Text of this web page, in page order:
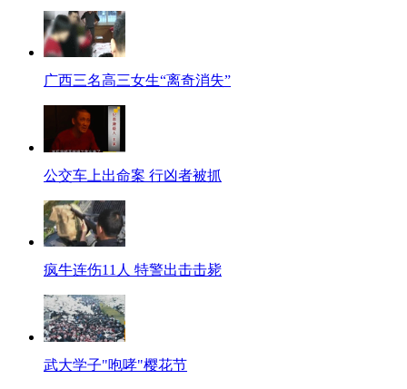
广西三名高三女生“离奇消失”
公交车上出命案 行凶者被抓
疯牛连伤11人 特警出击击毙
武大学子"咆哮"樱花节